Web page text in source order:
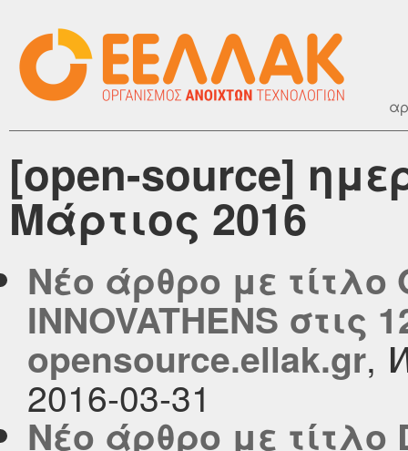
[open-source]
Μάρτιος 2016
Νέο άρθρο με τίτλο
INNOVATHENS στις
opensource.ellak.gr,
2016-03-31
Νέο άρθρο με τίτλο